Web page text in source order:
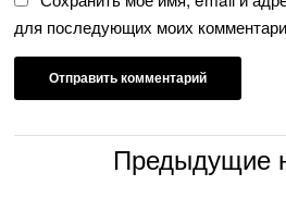
для последующих моих
Предыдущие